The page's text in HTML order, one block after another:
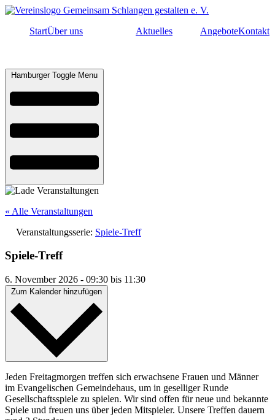
StartÜber uns Aktuelles AngeboteKontakt
Hamburger Toggle Menu
« Alle Veranstaltungen
Veranstaltungsserie: Spiele-Treff
Spiele-Treff
6. November 2026 - 09:30 bis 11:30
Jeden Freitagmorgen treffen sich erwachsene Frauen und Männer
im Evangelischen Gemeindehaus, um in geselliger Runde
Gesellschaftsspiele zu spielen. Wir sind offen für neue und bekannte
Spiele und freuen uns über jeden Mitspieler. Unsere Treffen dauern